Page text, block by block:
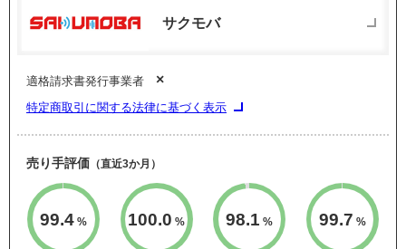
サクモバ
適格請求書発行事業者 ×
特定商取引に関する法律に基づく表示
売り手評価 （直近3か月）
99.4 % 100.0 % 98.1 % 99.7 %